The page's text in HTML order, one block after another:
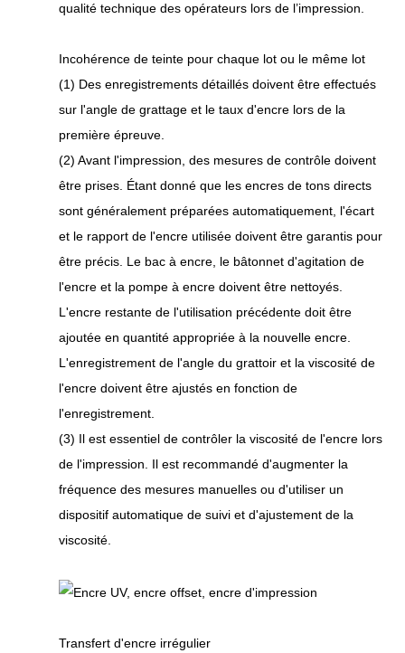
qualité technique des opérateurs lors de l’impression.
Incohérence de teinte pour chaque lot ou le même lot
(1) Des enregistrements détaillés doivent être effectués
sur l'angle de grattage et le taux d'encre lors de la
première épreuve.
(2) Avant l'impression, des mesures de contrôle doivent
être prises. Étant donné que les encres de tons directs
sont généralement préparées automatiquement, l'écart
et le rapport de l'encre utilisée doivent être garantis pour
être précis. Le bac à encre, le bâtonnet d'agitation de
l'encre et la pompe à encre doivent être nettoyés.
L'encre restante de l'utilisation précédente doit être
ajoutée en quantité appropriée à la nouvelle encre.
L'enregistrement de l'angle du grattoir et la viscosité de
l'encre doivent être ajustés en fonction de
l'enregistrement.
(3) Il est essentiel de contrôler la viscosité de l'encre lors
de l'impression. Il est recommandé d'augmenter la
fréquence des mesures manuelles ou d'utiliser un
dispositif automatique de suivi et d'ajustement de la
viscosité.
Transfert d'encre irrégulier